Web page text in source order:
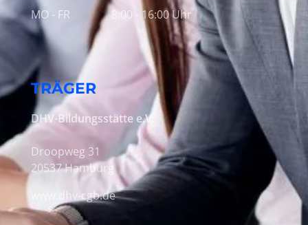
MO - FR 8:00 - 16:00 Uhr
TRÄGER
DHV-Bildungsstätte e.V.
Droopweg 31
20537 Hamburg
www.dhv-cgb.de